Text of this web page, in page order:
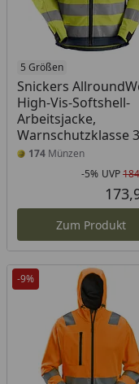
5 Größen
Snickers
High-Vis-Softshell-
Arbeitsjacke,
Warnschutzklasse 3
174 Münzen
-5% UVP
Zum Produkt
-9%